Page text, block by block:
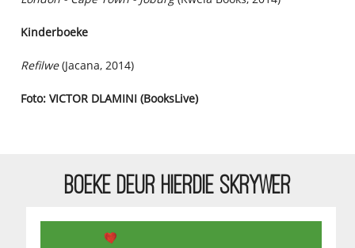
Kinderboeke
Refilwe(Jacana, 2014)
Foto: VICTOR DLAMINI (BooksLive)
BOEKE DEUR HIERDIE SKRYWER